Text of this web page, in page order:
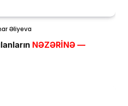
Əliyeva
NƏZƏRİNƏ —